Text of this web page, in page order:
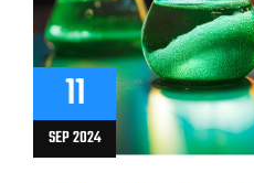
11
SEP 2024